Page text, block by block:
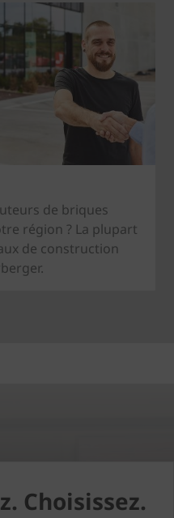
de briques
région ? La plupart
de construction
Choisissez.